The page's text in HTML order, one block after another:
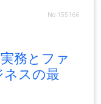
No.155166
務とファ
ネスの最